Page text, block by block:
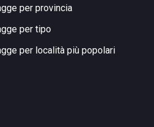
per provincia
per tipo
per località più popolari